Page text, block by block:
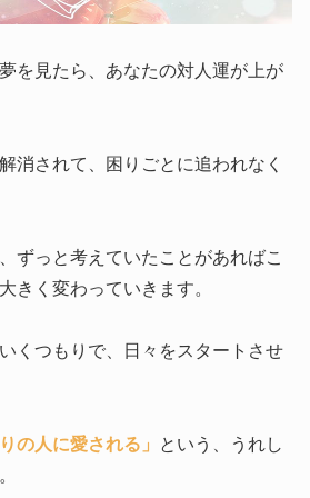
を見たら、あなたの対人運が上が
消されて、困りごとに追われなく
ずっと考えていたことがあればこ
きく変わっていきます。
くつもりで、日々をスタートさせ
りの人に愛される」
という、うれし